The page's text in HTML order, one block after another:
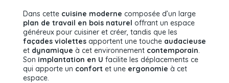
Dans cette cuisine moderne composée d’un large
plan de travail en bois naturel offrant un espace
généreux pour cuisiner et créer, tandis que les
façades violettes apportent une touche audacieuse
et dynamique à cet environnement contemporain.
Son implantation en U facilite les déplacements ce
qui apporte un confort et une ergonomie à cet
espace.